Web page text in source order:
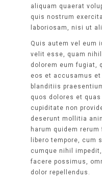
aliquam quaerat
quis nostrum
laboriosam, nisi ut
Quis autem vel eum
velit esse, quam
dolorem eum fugiat,
eos et accusamus
blanditiis
quos dolores et
cupiditate non
deserunt mollitia
harum quidem
libero tempore, cum
cumque nihil
facere possimus,
dolor repellendus.